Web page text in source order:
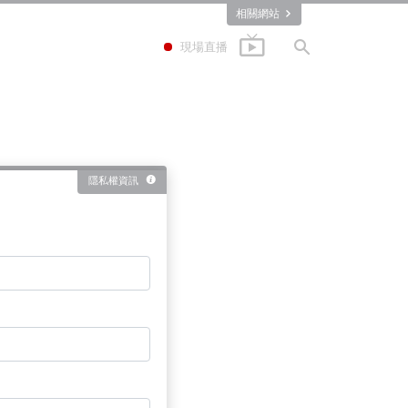
相關網站
現場直播
隱私權資訊